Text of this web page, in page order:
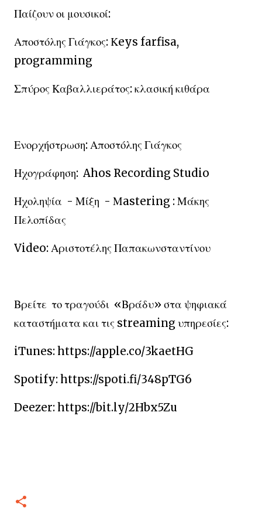
Παίζουν οι μουσικοί:
Αποστόλης Γιάγκος: Κeys farfisa,
programming
Σπύρος Καβαλλιεράτος: κλασική κιθάρα
Ενορχήστρωση: Αποστόλης Γιάγκος
Ηχογράφηση: Ahos Recording Studio
Ηχοληψία - Μίξη - Μastering : Μάκης
Πελοπίδας
Video: Αριστοτέλης Παπακωνσταντίνου
Βρείτε το τραγούδι «Βράδυ» στα ψηφιακά
καταστήματα και τις streaming υπηρεσίες:
iTunes: https://apple.co/3kaetHG
Spotify: https://spoti.fi/348pTG6
Deezer: https://bit.ly/2Hbx5Zu